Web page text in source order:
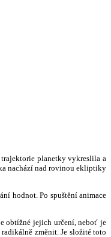
planetky vykreslila a
nachází nad rovinou ekliptiky
hodnot. Po spuštění animace
obtížné jejich určení, neboť je
změnit. Je složité toto